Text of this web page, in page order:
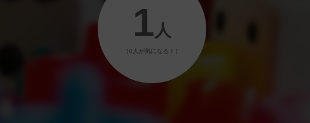
1 人
（0人が気になる！）